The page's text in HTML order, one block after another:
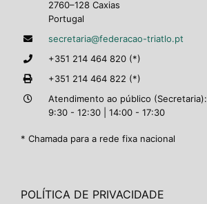
2760–128 Caxias
Portugal
secretaria@federacao-triatlo.pt
+351 214 464 820 (*)
+351 214 464 822 (*)
Atendimento ao público (Secretaria):
9:30 - 12:30 | 14:00 - 17:30
* Chamada para a rede fixa nacional
POLÍTICA DE PRIVACIDADE